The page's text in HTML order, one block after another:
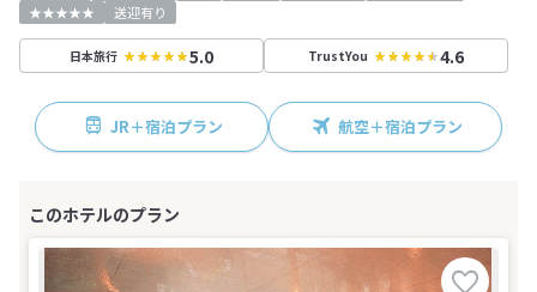
★★★★★
送迎有り
日本旅行 5.0 TrustYou 4.6
JR＋宿泊プラン 航空＋宿泊プラン